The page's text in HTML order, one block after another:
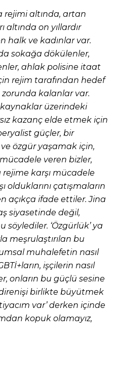
rejimi altında, artan
altında on yıllardır
halk ve kadınlar var.
sokağa dökülenler,
ahlak polisine itaat
rejim tarafından hedef
kalanlar var.
üzerindeki
kazanç elde etmek için
güçler, bir
özgür yaşamak için,
veren bizler,
karşı mücadele
olduklarını çatışmaların
açıkça ifade ettiler. Jina
siyasetinde değil,
‘Özgürlük’ ya
meşrulaştırılan bu
muhalefetin nasıl
işçilerin nasıl
onların bu güçlü sesine
birlikte büyütmek
var’ derken içinde
kopuk olamayız,